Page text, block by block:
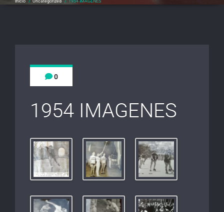
Inicio / Uncategorized / 1954 IMAGENES
0
1954 IMAGENES